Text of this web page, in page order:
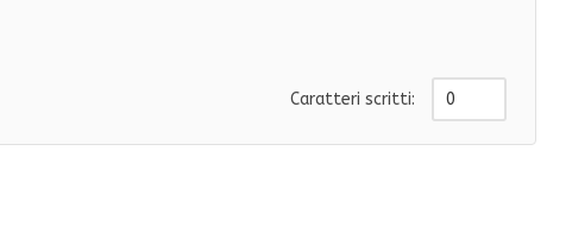
Caratteri scritti: